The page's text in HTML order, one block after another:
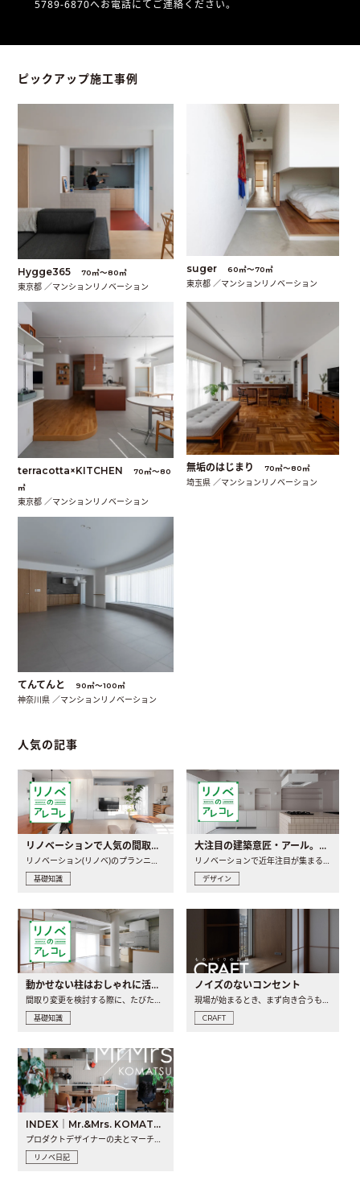
5789-6870へお電話にてご連絡ください。
ピックアップ施工事例
Hygge365 70㎡〜80㎡
東京都 ／マンションリノベーション
suger 60㎡〜70㎡
東京都 ／マンションリノベーション
terracotta×KITCHEN
70㎡〜80
㎡
東京都 ／マンションリノベーション
無垢のはじまり 70㎡〜80㎡
埼玉県 ／マンションリノベーション
てんてんと 90㎡〜100㎡
神奈川県 ／マンションリノベーション
人気の記事
リノベーションで人気の間取りとは？トレンドの間取りと実例を徹底解説
リノベーション(リノベ)のプランニングで一番最初に決めるのは..
基礎知識
大注目の建築意匠・アール。人気の理由と空間に取り入れるポイント
リノベーションで近年注目が集まる建築意匠の一つであるアール..
デザイン
動かせない柱はおしゃれに活用！柱を魅せるリノベーション(リノベ)4選
間取り変更を検討する際に、たびたび皆さんの頭を悩ませる動か..
基礎知識
ノイズのないコンセント
現場が始まるとき、まず向き合うものの一つがコンセントです..
CRAFT
INDEX｜Mr.&Mrs. KOMATSU renovation diary
プロダクトデザイナーの夫とマーチャンダイザーの妻が、夫婦で..
リノベ日記